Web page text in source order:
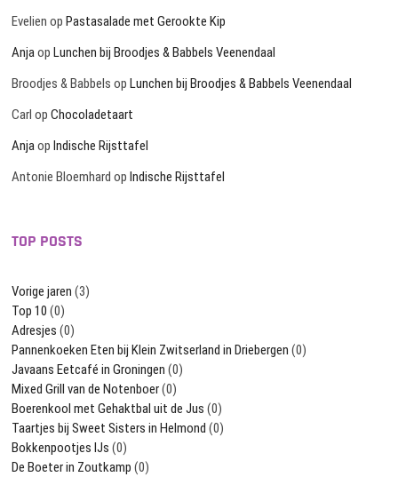
Evelien opPastasalade met Gerookte Kip
AnjaopLunchen bij Broodjes & Babbels Veenendaal
Broodjes & Babbels opLunchen bij Broodjes & Babbels Veenendaal
Carl opChocoladetaart
AnjaopIndische Rijsttafel
Antonie Bloemhard opIndische Rijsttafel
TOP POSTS
Vorige jaren (3)
Top 10 (0)
Adresjes (0)
Pannenkoeken Eten bij Klein Zwitserland in Driebergen (0)
Javaans Eetcafé in Groningen (0)
Mixed Grill van de Notenboer(0)
Boerenkool met Gehaktbal uit de Jus (0)
Taartjes bij Sweet Sisters in Helmond (0)
Bokkenpootjes IJs (0)
De Boeter in Zoutkamp (0)